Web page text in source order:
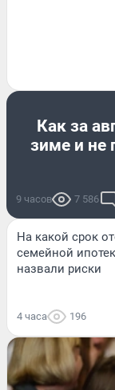
Как за
зиме и не
9 часов 7 586
На какой срок
семейной
назвали риски
4 часа 196